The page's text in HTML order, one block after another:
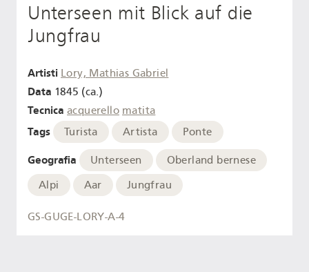
Unterseen mit Blick auf die
Jungfrau
Artisti Lory, Mathias Gabriel
Data 1845 (ca.)
Tecnica acquerello matita
Tags Turista Artista Ponte
Geografia Unterseen
Oberland bernese
Alpi
Aar Jungfrau
GS-GUGE-LORY-A-4